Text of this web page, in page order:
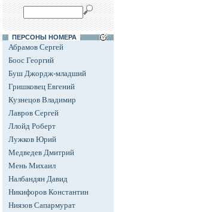
ПЕРСОНЫ НОМЕРА
Абрамов Сергей
Боос Георгий
Буш Джордж-младший
Гришковец Евгений
Кузнецов Владимир
Лавров Сергей
Ллойд Роберт
Лужков Юрий
Медведев Дмитрий
Мень Михаил
Налбандян Давид
Никифоров Константин
Ниязов Сапармурат